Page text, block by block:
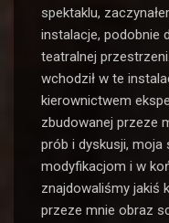
spektaklu,
instalacje, podobnie
teatralnej
wchodził w te
kierownictwem
zbudowanej przeze
prób i dyskusji, moja
modyfikacjom i w
znajdowaliśmy jakiś
przeze mnie obraz